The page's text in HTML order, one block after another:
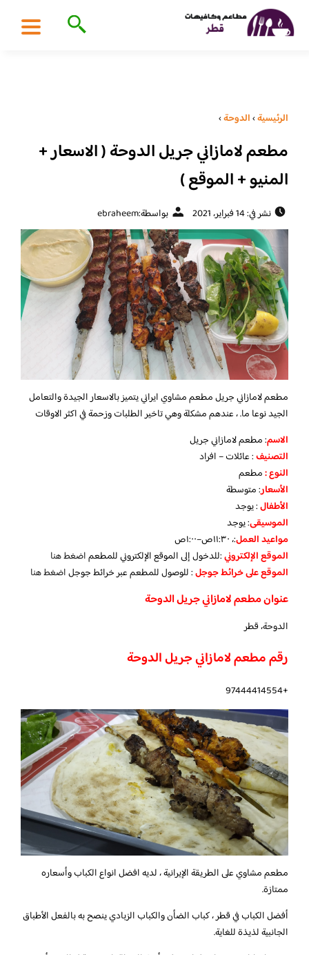
الرئيسية›الدوحة›
مطعم لامازاني جريل الدوحة ( الاسعار +
المنيو + الموقع )
نشر في: 14 فبراير، 2021 بواسطة:ebraheem
مطعم لامازاني جريل مطعم مشاوي ايراني يتميز بالاسعار الجيدة والتعامل
الجيد نوعا ما. ، عندهم مشكلة وهي تاخير الطلبات وزحمة في اكثر الاوقات
الاسم: مطعم لامازاني جريل
التصنيف: عائلات – افراد
النوع :مطعم
الأسعار:متوسطة
الأطفال:يوجد
الموسيقى:يوجد
مواعيد العمل:، ١١:٣٠ص–١:٠٠ص
الموقع الإلكتروني:للدخول إلى الموقع الإلكتروني للمطعماضغط هنا
الموقع على خرائط جوجل: للوصول للمطعم عبر خرائط جوجلاضغط هنا
عنوان مطعم لامازاني جريل الدوحة
الدوحة، قطر
رقم مطعم لامازاني جريل الدوحة
+97444414554
مطعم مشاوي على الطريقة الإيرانية ، لديه افضل انواع الكباب وأسعاره
ممتازة.
أفضل الكباب في قطر ، كباب الضأن والكباب الزبادي ينصح به بالفعل الأطباق
الجانبية لذيذة للغاية.